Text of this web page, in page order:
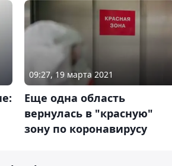
09:27, 19 марта 2021
Еще одна область
вернулась в "красную"
зону по коронавирусу